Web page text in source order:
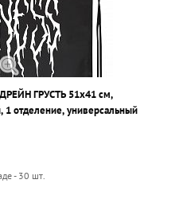
ГРУСТЬ 51x41 см,
отделение, универсальный
- 30 шт.